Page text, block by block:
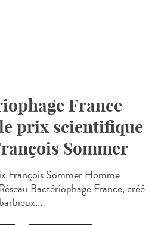
France
prix scientifique
Sommer
François Sommer Homme
Bactériophage France, créé